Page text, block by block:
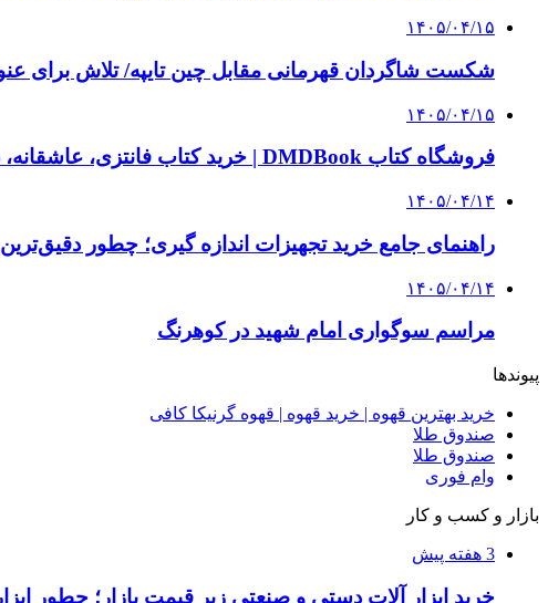
۱۴۰۵/۰۴/۱۵
شکست شاگردان قهرمانی مقابل چین تایپه/ تلاش برای
۱۴۰۵/۰۴/۱۵
فروشگاه کتاب DMDBook | خرید کتاب فانتزی، عاشقانه، دارک رومنس و رمان بدون حذفیات
۱۴۰۵/۰۴/۱۴
راهنمای جامع خرید تجهیزات اندازه گیری؛ چطور دقیق‌ترین
۱۴۰۵/۰۴/۱۴
مراسم سوگواری امام شهید در کوهرنگ
پیوندها
خرید بهترین قهوه | خرید قهوه | قهوه گرنیکا کافی
صندوق طلا
صندوق طلا
وام فوری
بازار و کسب و کار
3 هفته پیش
خرید ابزار آلات دستی و صنعتی زیر قیمت بازار؛ چطور